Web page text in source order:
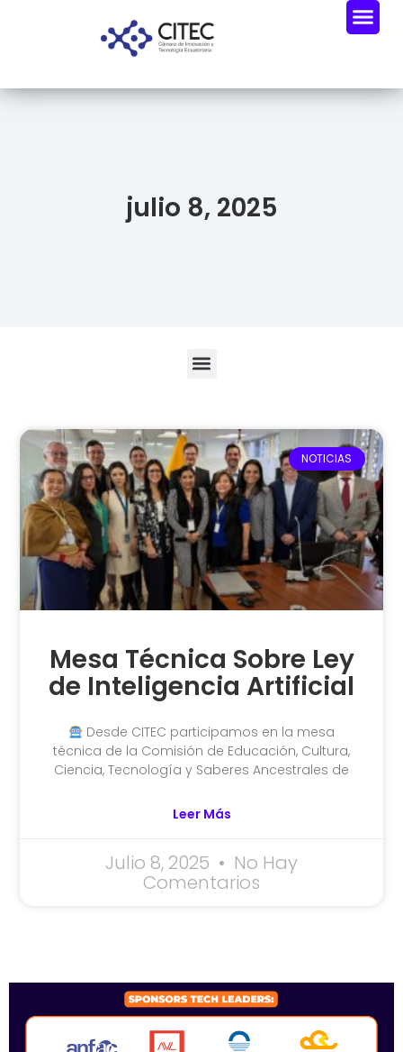
julio 8, 2025
NOTICIAS
Mesa Técnica Sobre Ley
de Inteligencia Artificial
Desde CITEC participamos en la mesa
técnica de la Comisión de Educación, Cultura,
Ciencia, Tecnología y Saberes Ancestrales de
Leer Más
Julio 8, 2025 No Hay
Comentarios